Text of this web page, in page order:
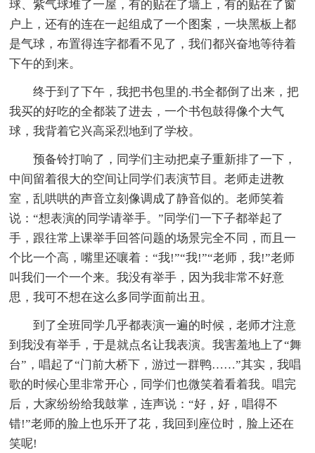
球、紫气球堆了一屋，有的贴在了墙上，有的贴在了窗
户上，还有的连在一起组成了一个图案，一块黑板上都
是气球，布置得连字都看不见了，我们都兴奋地等待着
下午的到来。
终于到了下午，我把书包里的.书全都倒了出来，把
我买的好吃的全都装了进去，一个书包鼓得像个大气
球，我背着它兴高采烈地到了学校。
预备铃打响了，同学们主动把桌子重新排了一下，
中间留着很大的空间让同学们表演节目。老师走进教
室，乱哄哄的声音立刻像调成了静音似的。老师笑着
说：“想表演的同学请举手。”同学们一下子都举起了
手，跟往常上课举手回答问题的场景完全不同，而且一
个比一个高，嘴里还嚷着：“我!”“我!”“老师，我!”老师
叫我们一个一个来。我没有举手，因为我非常不好意
思，我可不想在这么多同学面前出丑。
到了全班同学几乎都表演一遍的时候，老师才注意
到我没有举手，于是就点名让我表演。我害羞地上了“舞
台”，唱起了“门前大桥下，游过一群鸭……”其实，我唱
歌的时候心里非常开心，同学们也微笑着看着我。唱完
后，大家纷纷给我鼓掌，连声说：“好，好，唱得不
错!”老师的脸上也乐开了花，我回到座位时，脸上还在
笑呢!